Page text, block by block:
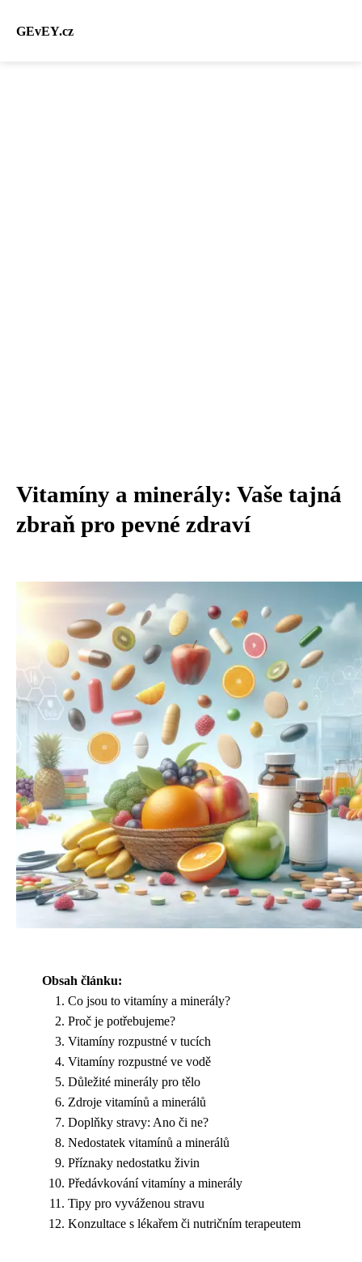
GEvEY.cz
Vitamíny a minerály: Vaše tajná
zbraň pro pevné zdraví
Obsah článku:
Co jsou to vitamíny a minerály?
Proč je potřebujeme?
Vitamíny rozpustné v tucích
Vitamíny rozpustné ve vodě
Důležité minerály pro tělo
Zdroje vitamínů a minerálů
Doplňky stravy: Ano či ne?
Nedostatek vitamínů a minerálů
Příznaky nedostatku živin
Předávkování vitamíny a minerály
Tipy pro vyváženou stravu
Konzultace s lékařem či nutričním terapeutem